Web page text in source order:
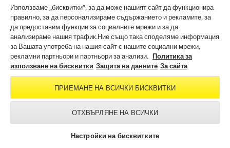
КЪМ ПРОДУКТИТЕ
Изображенията с този етикет са създадени с изкуствен интелект (AI)
ПОЛЕЗНА ИНФОРМАЦИЯ
ПРАВНА ИНФОРМАЦИЯ
Използваме „бисквитки“, за да може нашият сайт да функционира
правилно, за да персонализираме съдържанието и рекламите, за
да предоставим функции за социалните мрежи и за да
анализираме нашия трафик.Ние също така споделяме информация
за Вашата употреба на нашия сайт с нашите социални мрежи,
рекламни партньори и партньори за анализи. Политика за
използване на бисквитки Защита на данните За сайта
ПРИЕМАНЕ НА ВСИЧКИ БИСКВИТКИ
ОТХВЪРЛЯНЕ НА ВСИЧКИ
Настройки на бисквитките